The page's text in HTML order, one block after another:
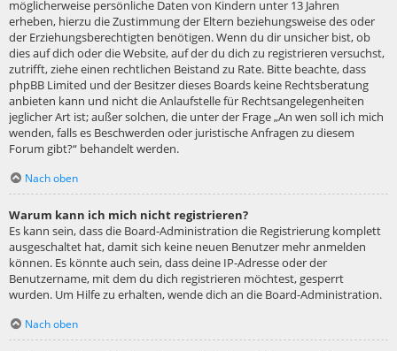
möglicherweise persönliche Daten von Kindern unter 13 Jahren
erheben, hierzu die Zustimmung der Eltern beziehungsweise des oder
der Erziehungsberechtigten benötigen. Wenn du dir unsicher bist, ob
dies auf dich oder die Website, auf der du dich zu registrieren versuchst,
zutrifft, ziehe einen rechtlichen Beistand zu Rate. Bitte beachte, dass
phpBB Limited und der Besitzer dieses Boards keine Rechtsberatung
anbieten kann und nicht die Anlaufstelle für Rechtsangelegenheiten
jeglicher Art ist; außer solchen, die unter der Frage „An wen soll ich mich
wenden, falls es Beschwerden oder juristische Anfragen zu diesem
Forum gibt?“ behandelt werden.
Nach oben
Warum kann ich mich nicht registrieren?
Es kann sein, dass die Board-Administration die Registrierung komplett
ausgeschaltet hat, damit sich keine neuen Benutzer mehr anmelden
können. Es könnte auch sein, dass deine IP-Adresse oder der
Benutzername, mit dem du dich registrieren möchtest, gesperrt
wurden. Um Hilfe zu erhalten, wende dich an die Board-Administration.
Nach oben